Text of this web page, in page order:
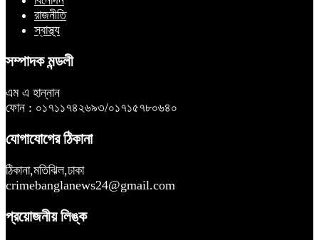
রাজনীতি
স্বাস্থ্য
সম্পাদক মন্ডলী
এম এ হান্নান
ফোন : ০১৭১১৭৪২৬৯৩/০১৭১৫৭৮০৬৪০
যোগাযোগের ঠিকানা
ঠিকানা,মতিঝিল,ঢাকা
crimebanglanews24@gmail.com
প্রয়োজনীয় লিঙ্ক